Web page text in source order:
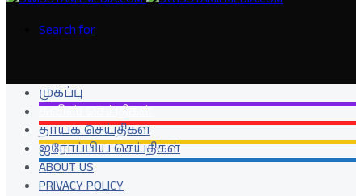
Search for
முகப்பு
சுவிஸ் செய்திகள்
தாயக செய்திகள்
ஐரோப்பிய செய்திகள்
ABOUT US
PRIVACY POLICY